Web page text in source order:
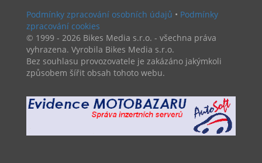
Podmínky zpracování osobních údajů • Podmínky
zpracování cookies
© 1999 - 2026 Bikes Media s.r.o. - všechna práva
vyhrazena. Vyrobila Bikes Media s.r.o.
Bez souhlasu provozovatele je zakázáno jakýmkoli
způsobem šířit obsah tohoto webu.